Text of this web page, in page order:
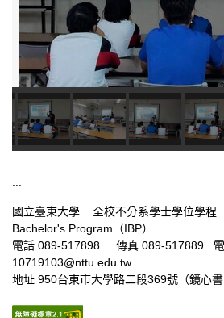
:::
國立臺東大學 全校不分系學士學位學
Bachelor's Program（IBP）
電話 089-517898 傳真 089-517889
10719103@nttu.edu.tw
地址 950台東市大學路二段369號（鏡心書